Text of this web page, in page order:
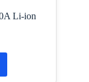
Li-ion
lei